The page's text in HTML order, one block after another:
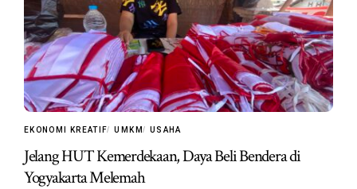
EKONOMI KREATIF UMKM USAHA
Jelang HUT Kemerdekaan, Daya Beli Bendera di
Yogyakarta Melemah